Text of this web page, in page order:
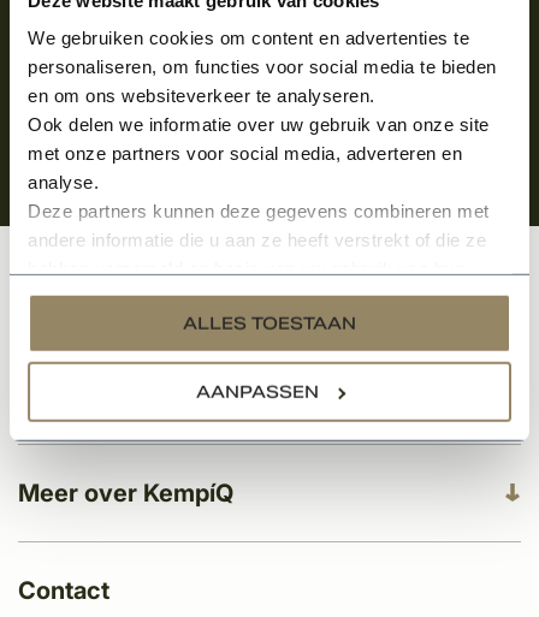
We gebruiken cookies om content en advertenties te
personaliseren, om functies voor social media te bieden
en om ons websiteverkeer te analyseren.
Ook delen we informatie over uw gebruik van onze site
met onze partners voor social media, adverteren en
analyse.
Deze partners kunnen deze gegevens combineren met
andere informatie die u aan ze heeft verstrekt of die ze
services.
ALLES TOESTAAN
AANPASSEN
Meer over KempíQ
Klantenservice
Contact